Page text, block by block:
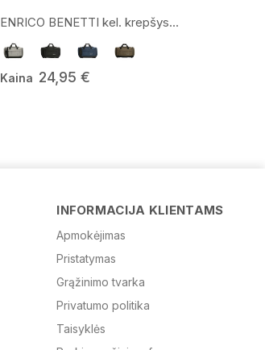
ENRICO BENETTI kel. krepšys...
Kaina 24,95 €
INFORMACIJA KLIENTAMS
Apmokėjimas
Pristatymas
Grąžinimo tvarka
Privatumo politika
Taisyklės